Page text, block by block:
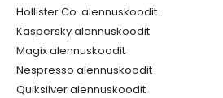
Hollister Co. alennuskoodit
Kaspersky alennuskoodit
Magix alennuskoodit
Nespresso alennuskoodit
Quiksilver alennuskoodit